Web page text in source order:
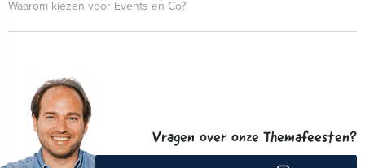
Waarom kiezen voor Events en Co?
Vragen over onze Themafeesten?